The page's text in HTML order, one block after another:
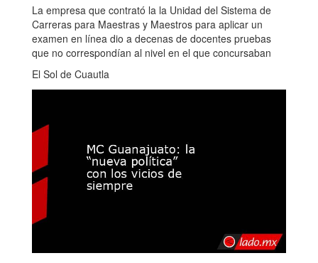
La empresa que contrató la la Unidad del Sistema de
Carreras para Maestras y Maestros para aplicar un
examen en línea dio a decenas de docentes pruebas
que no correspondían al nivel en el que concursaban
El Sol de Cuautla